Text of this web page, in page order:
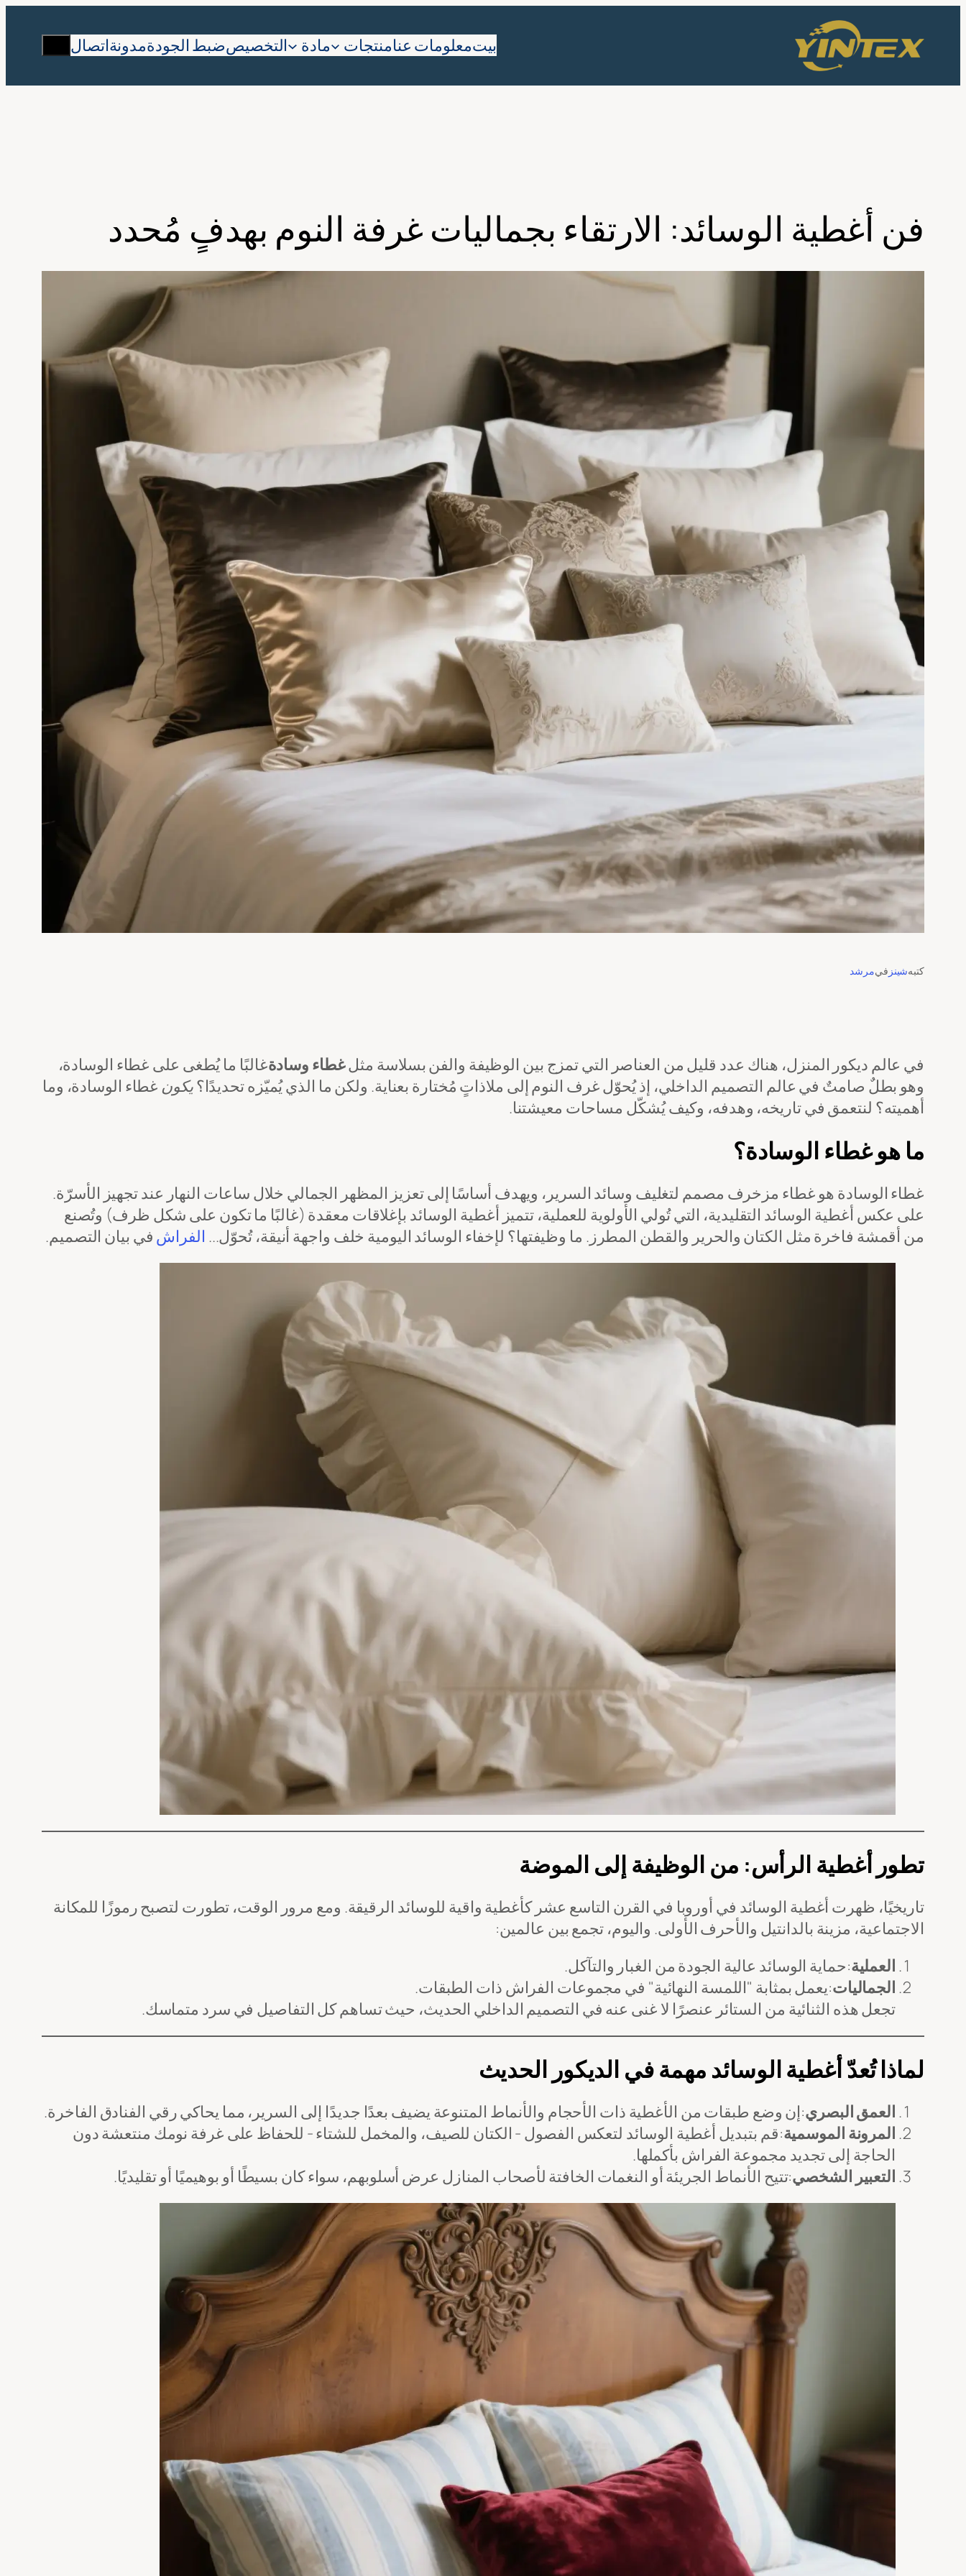
المحتوى
بيتمعلومات عنامنتجات مادة التخصيصضبط الجودةمدونةاتصال
فن أغطية الوسائد: الارتقاء بجماليات غرفة النوم بهدفٍ مُحدد
كتبهشينز فيمرشد
في عالم ديكور المنزل، هناك عدد قليل من العناصر التي تمزج بين الوظيفة والفن بسلاسة مثلغطاء وسادةغالبًا ما يُطغى على غطاء الوسادة،
وهو بطلٌ صامتٌ في عالم التصميم الداخلي، إذ يُحوّل غرف النوم إلى ملاذاتٍ مُختارة بعناية. ولكن ما الذي يُميّزه تحديدًا؟يكون غطاء الوسادة، وما
أهميته؟ لنتعمق في تاريخه، وهدفه، وكيف يُشكّل مساحات معيشتنا.
ما هو غطاء الوسادة؟
غطاء الوسادة هو غطاء مزخرف مصمم لتغليف وسائد السرير، ويهدف أساسًا إلى تعزيز المظهر الجمالي خلال ساعات النهار عند تجهيز الأسرّة.
على عكس أغطية الوسائد التقليدية، التي تُولي الأولوية للعملية، تتميز أغطية الوسائد بإغلاقات معقدة (غالبًا ما تكون على شكل ظرف) وتُصنع
من أقمشة فاخرة مثل الكتان والحرير والقطن المطرز. ما وظيفتها؟ لإخفاء الوسائد اليومية خلف واجهة أنيقة، تُحوّل... الفراش في بيان التصميم.
تطور أغطية الرأس: من الوظيفة إلى الموضة
تاريخيًا، ظهرت أغطية الوسائد في أوروبا في القرن التاسع عشر كأغطية واقية للوسائد الرقيقة. ومع مرور الوقت، تطورت لتصبح رموزًا للمكانة
الاجتماعية، مزينة بالدانتيل والأحرف الأولى. واليوم، تجمع بين عالمين:
العملية:حماية الوسائد عالية الجودة من الغبار والتآكل.
الجماليات:يعمل بمثابة "اللمسة النهائية" في مجموعات الفراش ذات الطبقات.
تجعل هذه الثنائية من الستائر عنصرًا لا غنى عنه في التصميم الداخلي الحديث، حيث تساهم كل التفاصيل في سرد متماسك.
لماذا تُعدّ أغطية الوسائد مهمة في الديكور الحديث
العمق البصري:إن وضع طبقات من الأغطية ذات الأحجام والأنماط المتنوعة يضيف بعدًا جديدًا إلى السرير، مما يحاكي رقي الفنادق الفاخرة.
المرونة الموسمية:قم بتبديل أغطية الوسائد لتعكس الفصول - الكتان للصيف، والمخمل للشتاء - للحفاظ على غرفة نومك منتعشة دون
الحاجة إلى تجديد مجموعة الفراش بأكملها.
التعبير الشخصي:تتيح الأنماط الجريئة أو النغمات الخافتة لأصحاب المنازل عرض أسلوبهم، سواء كان بسيطًا أو بوهيميًا أو تقليديًا.